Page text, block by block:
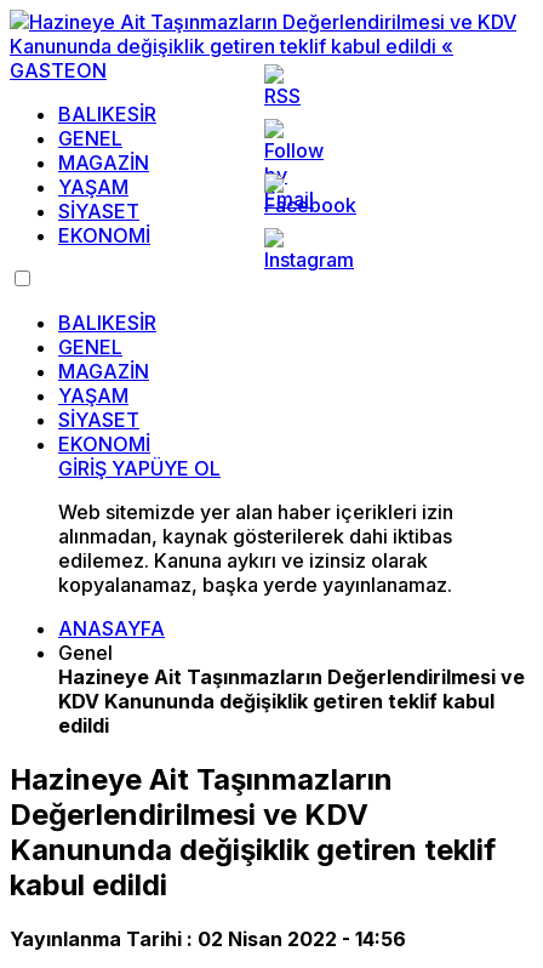
BALIKESİR
GENEL
MAGAZİN
YAŞAM
SİYASET
EKONOMİ
BALIKESİR
GENEL
MAGAZİN
YAŞAM
SİYASET
EKONOMİ
GİRİŞ YAPÜYE OL
Web sitemizde yer alan haber içerikleri izin
alınmadan, kaynak gösterilerek dahi iktibas
edilemez. Kanuna aykırı ve izinsiz olarak
kopyalanamaz, başka yerde yayınlanamaz.
ANASAYFA
Genel
Hazineye Ait Taşınmazların Değerlendirilmesi ve
KDV Kanununda değişiklik getiren teklif kabul
edildi
Hazineye Ait Taşınmazların
Değerlendirilmesi ve KDV
Kanununda değişiklik getiren teklif
kabul edildi
Yayınlanma Tarihi : 02 Nisan 2022 - 14:56